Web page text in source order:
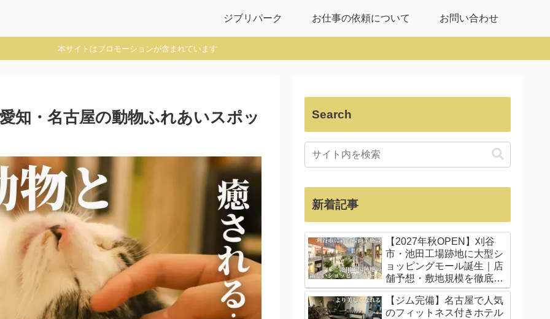
ジブリパーク お仕事の依頼について お問い合わせ
本サイトはプロモーションが含まれています
知・名古屋の動物ふれあいスポッ Search
新着記事
【2027年秋OPEN】刈谷
市・池田工場跡地に大型シ
ョッピングモール誕生｜店
舗予想・敷地規模を徹底解
説
【ジム完備】名古屋で人気
のフィットネス付きホテル